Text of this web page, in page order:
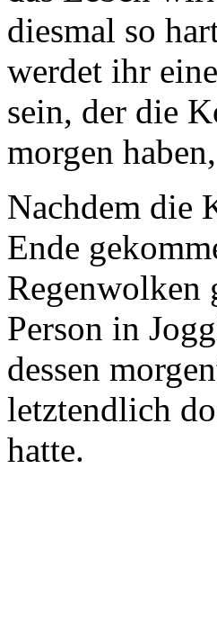
diesmal so
werdet ihr
sein, der die
morgen
Nachdem die
Ende
Person in
dessen
letztendlich
hatte.